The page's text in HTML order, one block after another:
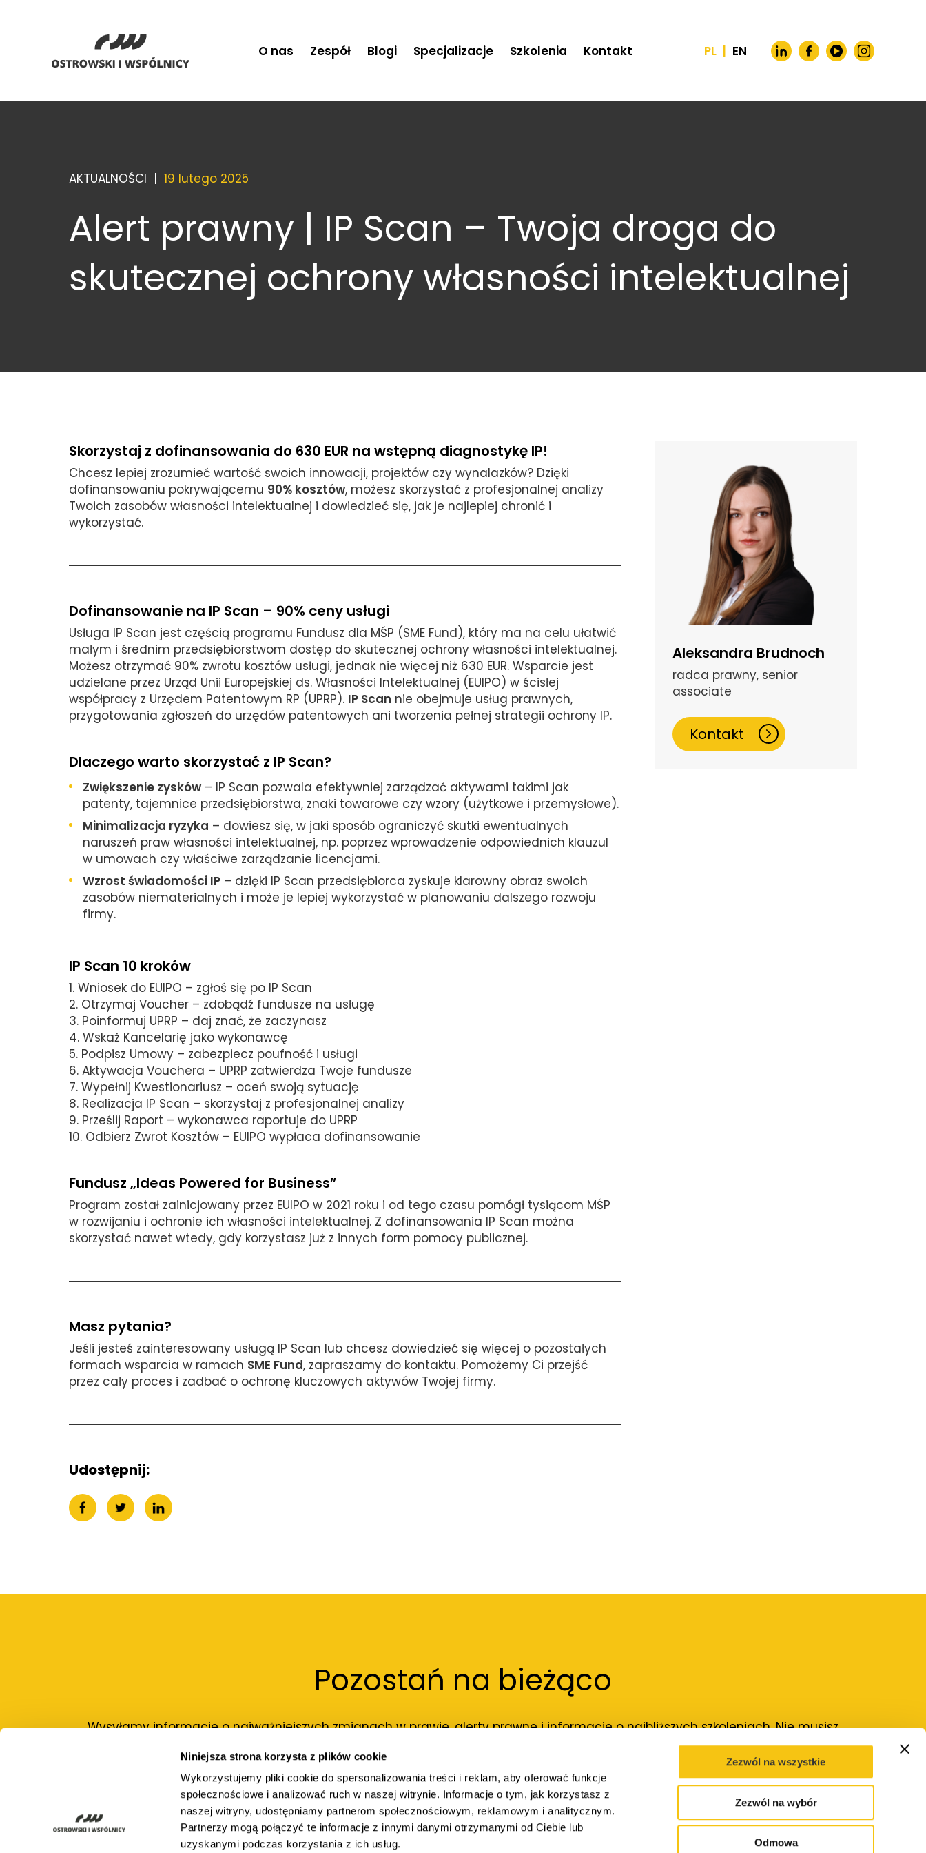
Niniejsza strona korzysta z plików cookie
Wykorzystujemy pliki cookie do spersonalizowania treści i reklam, aby oferować funkcje
społecznościowe i analizować ruch w naszej witrynie. Informacje o tym, jak korzystasz z
naszej witryny, udostępniamy partnerom społecznościowym, reklamowym i analitycznym.
Partnerzy mogą połączyć te informacje z innymi danymi otrzymanymi od Ciebie lub
uzyskanymi podczas korzystania z ich usług.
Zezwól na wszystkie
Zezwól na wybór
Odmowa
O nas Zespół Blogi Specjalizacje Szkolenia Kontakt PL | EN
AKTUALNOŚCI | 19 lutego 2025
Alert prawny | IP Scan – Twoja droga do
skutecznej ochrony własności intelektualnej
Skorzystaj z dofinansowania do 630 EUR na wstępną diagnostykę IP!
Chcesz lepiej zrozumieć wartość swoich innowacji, projektów czy wynalazków? Dzięki
dofinansowaniu pokrywającemu 90% kosztów, możesz skorzystać z profesjonalnej analizy
Twoich zasobów własności intelektualnej i dowiedzieć się, jak je najlepiej chronić i
wykorzystać.
Dofinansowanie na IP Scan – 90% ceny usługi
Usługa IP Scan jest częścią programu Fundusz dla MŚP (SME Fund), który ma na celu ułatwić
małym i średnim przedsiębiorstwom dostęp do skutecznej ochrony własności intelektualnej.
Możesz otrzymać 90% zwrotu kosztów usługi, jednak nie więcej niż 630 EUR. Wsparcie jest
udzielane przez Urząd Unii Europejskiej ds. Własności Intelektualnej (EUIPO) w ścisłej
współpracy z Urzędem Patentowym RP (UPRP). IP Scan nie obejmuje usług prawnych,
przygotowania zgłoszeń do urzędów patentowych ani tworzenia pełnej strategii ochrony IP.
Dlaczego warto skorzystać z IP Scan?
Zwiększenie zysków – IP Scan pozwala efektywniej zarządzać aktywami takimi jak
patenty, tajemnice przedsiębiorstwa, znaki towarowe czy wzory (użytkowe i przemysłowe).
Minimalizacja ryzyka – dowiesz się, w jaki sposób ograniczyć skutki ewentualnych
naruszeń praw własności intelektualnej, np. poprzez wprowadzenie odpowiednich klauzul
w umowach czy właściwe zarządzanie licencjami.
Wzrost świadomości IP – dzięki IP Scan przedsiębiorca zyskuje klarowny obraz swoich
zasobów niematerialnych i może je lepiej wykorzystać w planowaniu dalszego rozwoju
firmy.
IP Scan 10 kroków
1. Wniosek do EUIPO – zgłoś się po IP Scan
2. Otrzymaj Voucher – zdobądź fundusze na usługę
3. Poinformuj UPRP – daj znać, że zaczynasz
4. Wskaż Kancelarię jako wykonawcę
5. Podpisz Umowy – zabezpiecz poufność i usługi
6. Aktywacja Vouchera – UPRP zatwierdza Twoje fundusze
7. Wypełnij Kwestionariusz – oceń swoją sytuację
8. Realizacja IP Scan – skorzystaj z profesjonalnej analizy
9. Prześlij Raport – wykonawca raportuje do UPRP
10. Odbierz Zwrot Kosztów – EUIPO wypłaca dofinansowanie
Fundusz „Ideas Powered for Business”
Program został zainicjowany przez EUIPO w 2021 roku i od tego czasu pomógł tysiącom MŚP
w rozwijaniu i ochronie ich własności intelektualnej. Z dofinansowania IP Scan można
skorzystać nawet wtedy, gdy korzystasz już z innych form pomocy publicznej.
Masz pytania?
Jeśli jesteś zainteresowany usługą IP Scan lub chcesz dowiedzieć się więcej o pozostałych
formach wsparcia w ramach SME Fund, zapraszamy do kontaktu. Pomożemy Ci przejść
przez cały proces i zadbać o ochronę kluczowych aktywów Twojej firmy.
Udostępnij:
Aleksandra Brudnoch
radca prawny, senior
associate
Kontakt
Pozostań na bieżąco
Wysyłamy informacje o najważniejszych zmianach w prawie, alerty prawne i informacje o najbliższych szkoleniach. Nie musisz
Adres e-mail: